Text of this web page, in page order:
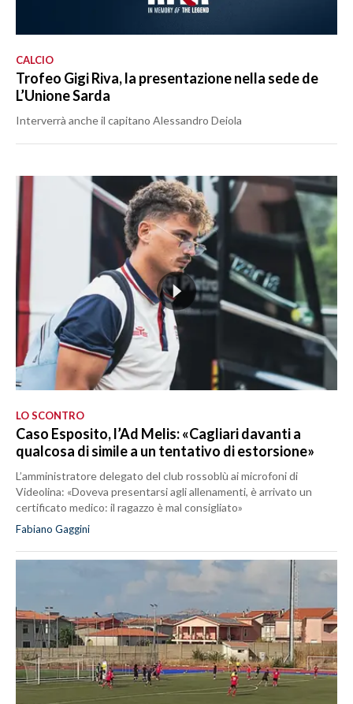
CALCIO
Trofeo Gigi Riva, la presentazione nella sede de
L’Unione Sarda
Interverrà anche il capitano Alessandro Deiola
LO SCONTRO
Caso Esposito, l’Ad Melis: «Cagliari davanti a
qualcosa di simile a un tentativo di estorsione»
L’amministratore delegato del club rossoblù ai microfoni di
Videolina: «Doveva presentarsi agli allenamenti, è arrivato un
certificato medico: il ragazzo è mal consigliato»
Fabiano Gaggini